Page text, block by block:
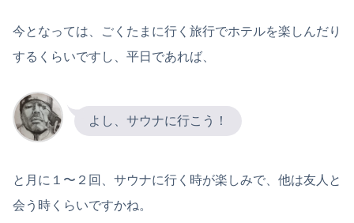
今となっては、ごくたまに行く旅行でホテルを楽しんだり
するくらいですし、平日であれば、
よし、サウナに行こう！
と月に１〜２回、サウナに行く時が楽しみで、他は友人と
会う時くらいですかね。